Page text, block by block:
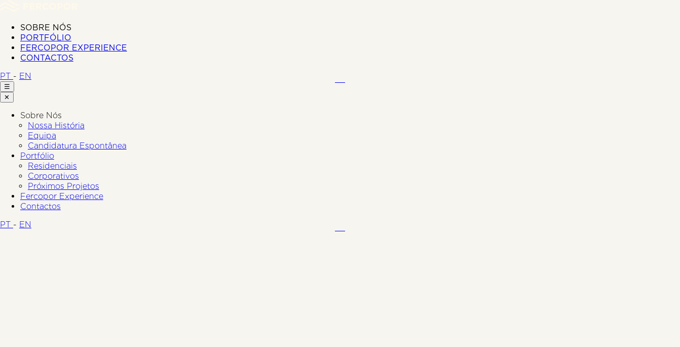
SOBRE NÓS
PORTFÓLIO
FERCOPOR EXPERIENCE
CONTACTOS
PT - EN
☰
✕
Sobre Nós
Nossa História
Equipa
Candidatura Espontânea
Portfólio
Residenciais
Corporativos
Próximos Projetos
Fercopor Experience
Contactos
PT - EN